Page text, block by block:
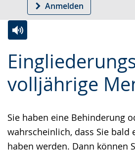
Anmelden
volljährige
Sie haben eine Behinderung
wahrscheinlich, dass Sie bald
haben werden. Dann können
Leichten
Sprache
wechseln.
Audio-
Unterstützung.
Video
Deutscher
wird
angezeigt.